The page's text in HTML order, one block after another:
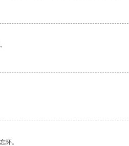
怀。